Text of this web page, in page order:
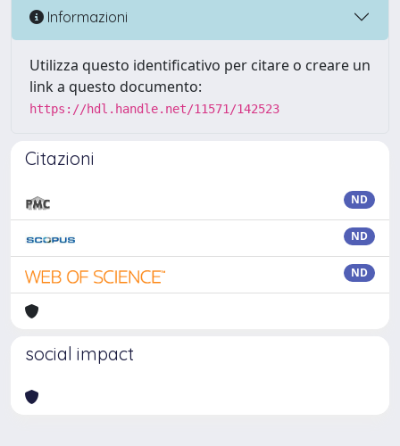
Informazioni
Utilizza questo identificativo per citare o creare un
link a questo documento:
https://hdl.handle.net/11571/142523
Citazioni
ND
ND
ND
social impact